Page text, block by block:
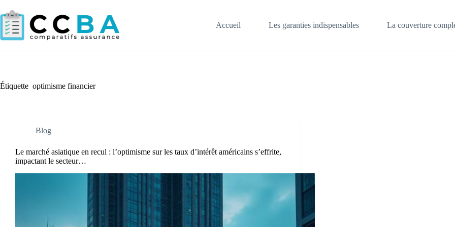
au
contenu
Accueil Les garanties indispensables La couverture
Étiquette optimisme financier
Blog
Le marché asiatique en recul : l’optimisme sur les taux d’intérêt américains s’effrite,
impactant le secteur…